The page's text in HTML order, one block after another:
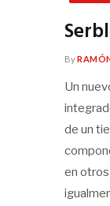
By
Un
de un
en